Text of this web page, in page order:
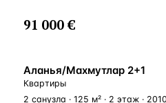
91 000 €
БЛИЗКО К МОРЮ
Аланья/Махмутлар 2+1
Квартиры
2 санузла · 125 м² · 2 этаж ·